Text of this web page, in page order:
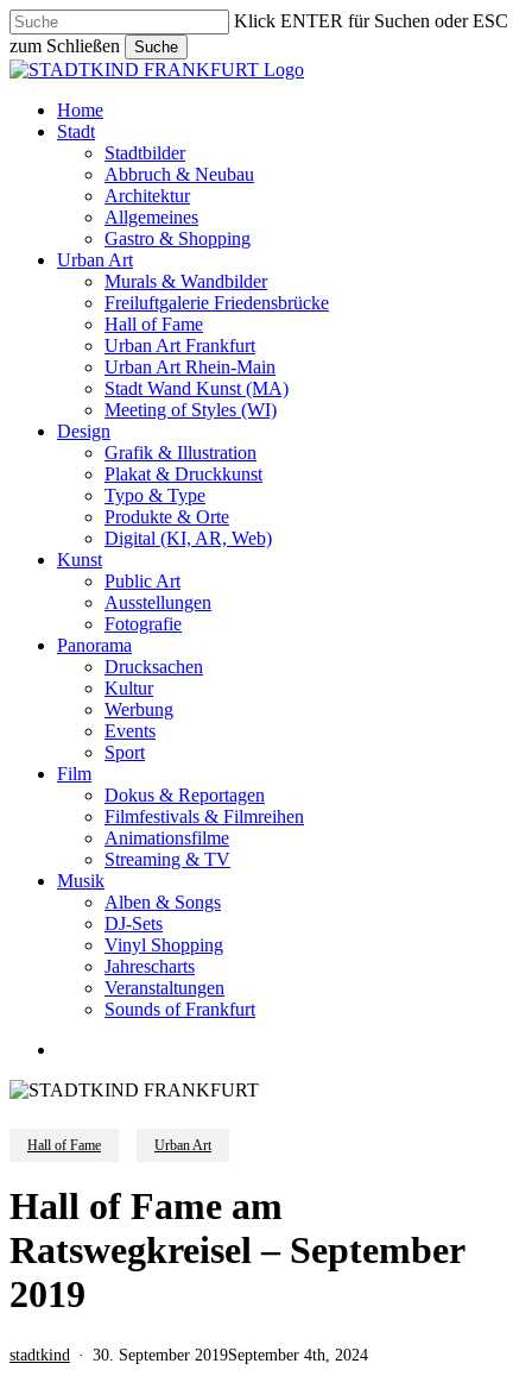
Skip
to
main
content
Klick ENTER für Suchen oder ESC
zum Schließen
Suche
Close
search
Menu
Home
Stadt
Stadtbilder
Abbruch & Neubau
Architektur
Allgemeines
Gastro & Shopping
Urban Art
Murals & Wandbilder
Freiluftgalerie Friedensbrücke
Hall of Fame
Urban Art Frankfurt
Urban Art Rhein-Main
Stadt Wand Kunst (MA)
Meeting of Styles (WI)
Design
Grafik & Illustration
Plakat & Druckkunst
Typo & Type
Produkte & Orte
Digital (KI, AR, Web)
Kunst
Public Art
Ausstellungen
Fotografie
Panorama
Drucksachen
Kultur
Werbung
Events
Sport
Film
Dokus & Reportagen
Filmfestivals & Filmreihen
Animationsfilme
Streaming & TV
Musik
Alben & Songs
DJ-Sets
Vinyl Shopping
Jahrescharts
Veranstaltungen
Sounds of Frankfurt
Hall of Fame Urban Art
Hall of Fame am
Ratswegkreisel – September
2019
stadtkind 30. September 2019September 4th, 2024